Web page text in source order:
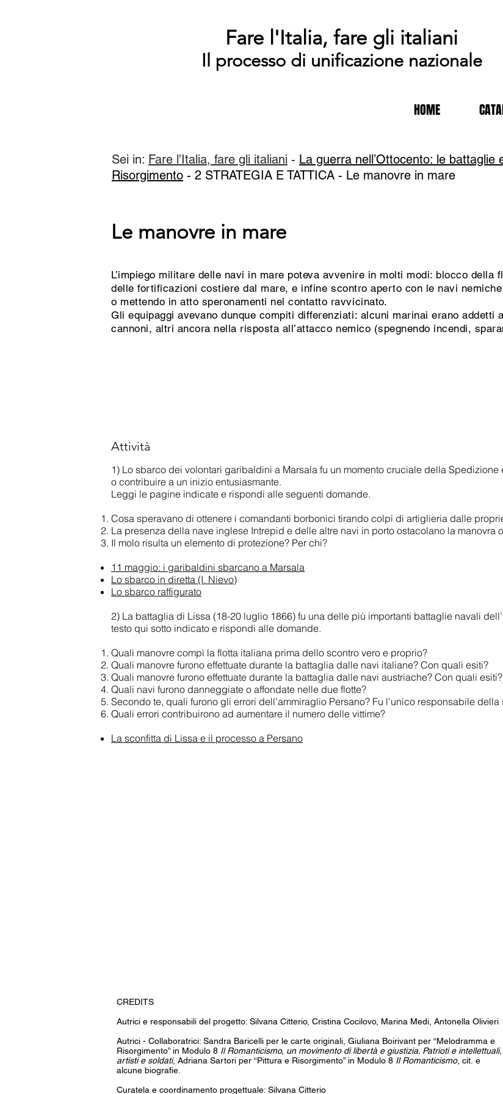
Fare l'Italia, fare gli italiani
Il processo di unificazione nazionale
HOME
Sei in: Fare l'Italia, fare gli italiani - La guerra nell’Ottocento: le
Risorgimento - 2 STRATEGIA E TATTICA - Le manovre in mare
Le manovre in mare
L’impiego militare delle navi in mare poteva avvenire in molti modi: blocco della
delle fortificazioni costiere dal mare, e infine scontro aperto con le navi
o mettendo in atto speronamenti nel contatto ravvicinato.
Gli equipaggi avevano dunque compiti differenziati: alcuni marinai erano addetti
cannoni, altri ancora nella risposta all’attacco nemico (spegnendo incendi,
Attività
1) Lo sbarco dei volontari garibaldini a Marsala fu un momento cruciale della
o contribuire a un inizio entusiasmante.
Leggi le pagine indicate e rispondi alle seguenti domande.
Cosa speravano di ottenere i comandanti borbonici tirando colpi di artiglieria dalle
La presenza della nave inglese Intrepid e delle altre navi in porto ostacolano la manovra
Il molo risulta un elemento di protezione? Per chi?
11 maggio: i garibaldini sbarcano a Marsala
Lo sbarco in diretta (I. Nievo)
Lo sbarco raffigurato
2) La battaglia di Lissa (18-20 luglio 1866) fu una delle più importanti battaglie navali
testo qui sotto indicato e rispondi alle domande.
Quali manovre compì la flotta italiana prima dello scontro vero e proprio?
Quali manovre furono effettuate durante la battaglia dalle navi italiane? Con quali esiti?
Quali manovre furono effettuate durante la battaglia dalle navi austriache? Con quali esiti?
Quali navi furono danneggiate o affondate nelle due flotte?
Secondo te, quali furono gli errori dell’ammiraglio Persano? Fu l’unico responsabile della
Quali errori contribuirono ad aumentare il numero delle vittime?
La sconfitta di Lissa e il processo a Persano
CREDITS
Autrici e responsabili del progetto: Silvana Citterio, Cristina Cocilovo, Marina Medi, Antonella Olivieri
Autrici - Collaboratrici: Sandra Baricelli per le carte originali, Giuliana Boirivant per “Melodramma e
Risorgimento” in Modulo 8 Il Romanticismo, un movimento di libertà e giustizia. Patrioti e intellettuali,
artisti e soldati, Adriana Sartori per “Pittura e Risorgimento” in Modulo 8 Il Romanticismo, cit. e
alcune biografie.
Curatela e coordinamento progettuale: Silvana Citterio